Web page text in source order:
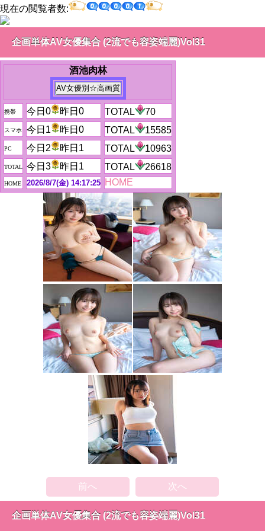
現在の閲覧者数:
企画単体AV女優集合 (2流でも容姿端麗)Vol31
酒池肉林
携帯 今日0 昨日0 TOTAL 70
スマホ 今日1 昨日0 TOTAL 15585
PC 今日2 昨日1 TOTAL 10963
TOTAL 今日3 昨日1 TOTAL 26618
HOME 2026/8/7(金) 14:17:25 HOME
前へ 次へ
企画単体AV女優集合 (2流でも容姿端麗)Vol31